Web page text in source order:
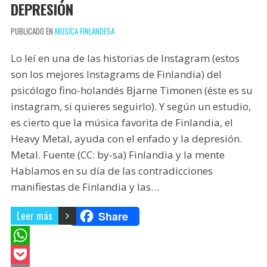
t
iDEPRESIÓN
PUBLICADO EN MÚSICA FINLANDESA
Lo leí en una de las historias de Instagram (estos
son los mejores Instagrams de Finlandia) del
psicólogo fino-holandés Bjarne Timonen (éste es su
instagram, si quieres seguirlo). Y según un estudio,
es cierto que la música favorita de Finlandia, el
Heavy Metal, ayuda con el enfado y la depresión.
Metal. Fuente (CC: by-sa) Finlandia y la mente
Hablamos en su día de las contradicciones
manifiestas de Finlandia y las…
Leer más Share
W